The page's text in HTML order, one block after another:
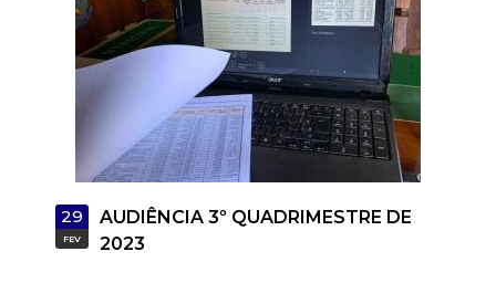
29
FEV
AUDIÊNCIA 3º QUADRIMESTRE DE
2023